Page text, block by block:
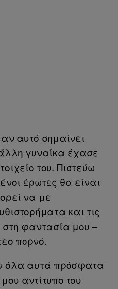
αυτό σημαίνει
γυναίκα έχασε
του. Πιστεύω
έρωτες θα είναι
να με
και τις
στη φαντασία μου –
πορνό.
όλα αυτά πρόσφατα
αντίτυπο του